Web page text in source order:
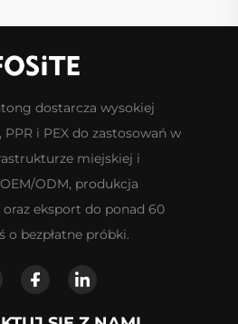
dostarcza wysokiej
i PEX do zastosowań w
miejskiej i
ODM, produkcja
eksport do ponad 60
o bezpłatne próbki.